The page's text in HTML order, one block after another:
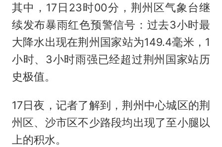
其中，17日23时00分，荆州区气象台继
续发布暴雨红色预警信号：过去3小时最
大降水出现在荆州国家站为149.4毫米，1
小时、3小时雨强已经超过荆州国家站历
史极值。
17日夜，记者了解到，荆州中心城区的荆
州区、沙市区不少路段均出现了至小腿以
上的积水。